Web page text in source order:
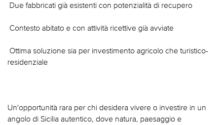
 Due fabbricati già esistenti con potenzialità di recupero
 Contesto abitato e con attività ricettive già avviate
 Ottima soluzione sia per investimento agricolo che turistico-
residenziale
Un'opportunità rara per chi desidera vivere o investire in un
angolo di Sicilia autentico, dove natura, paesaggio e